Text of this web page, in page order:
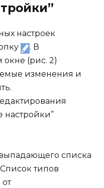
настроек
. В
(рис. 2)
изменения и
.
настройки”
списка
типов